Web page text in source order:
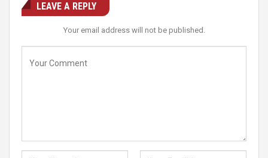
LEAVE A REPLY
Your email address will not be published.